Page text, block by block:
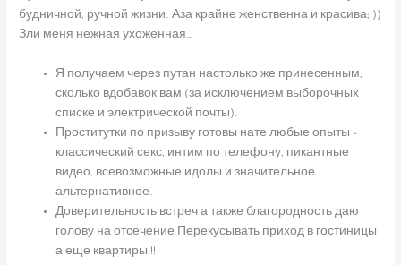
будничной, ручной жизни. Аза крайне женственна и красива; ))
Зли меня нежная ухоженная…
Я получаем через путан настолько же принесенным,
сколько вдобавок вам (за исключением выборочных
списке и электрической почты).
Проститутки по призыву готовы нате любые опыты –
классический секс, интим по телефону, пикантные
видео, всевозможные идолы и значительное
альтернативное.
Доверительность встреч а также благородность даю
голову на отсечение Перекусывать приход в гостиницы
а еще квартиры!!!